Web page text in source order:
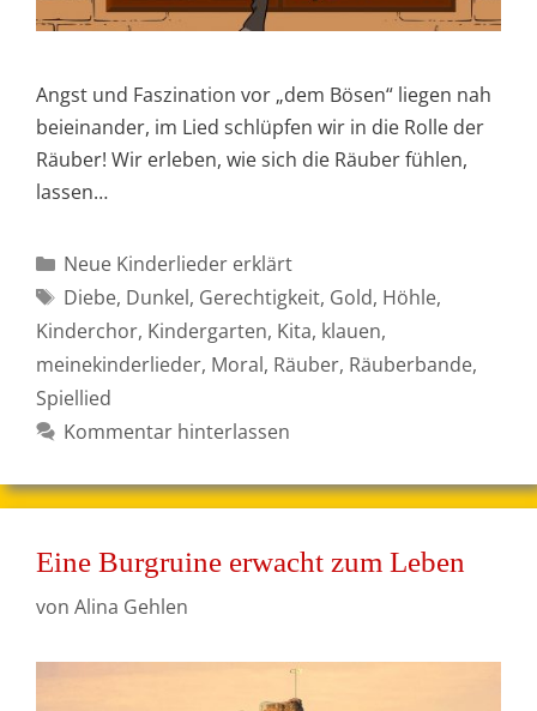
Angst und Faszination vor „dem Bösen“ liegen nah
beieinander, im Lied schlüpfen wir in die Rolle der
Räuber! Wir erleben, wie sich die Räuber fühlen,
lassen…
Kategorien
Neue Kinderlieder erklärt
Schlagwörter
Diebe, Dunkel, Gerechtigkeit, Gold, Höhle,
Kinderchor, Kindergarten, Kita, klauen,
meinekinderlieder, Moral, Räuber, Räuberbande,
Spiellied
Kommentar hinterlassen
Eine Burgruine erwacht zum Leben
von Alina Gehlen